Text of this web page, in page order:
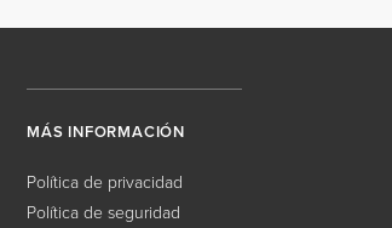
MÁS INFORMACIÓN
Política de privacidad
Política de seguridad